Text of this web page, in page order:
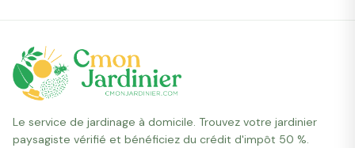
Le service de jardinage à domicile. Trouvez votre jardinier
paysagiste vérifié et bénéficiez du crédit d'impôt 50 %.